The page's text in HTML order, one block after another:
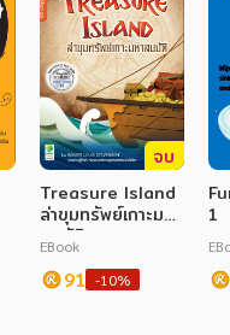
จบ
Treasure Island
ล่าขุมทรัพย์เกาะมหา
สมบัติ
EBook
91 -10%
1